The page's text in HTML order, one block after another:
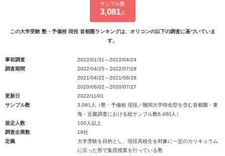
サンプル数
3,081人
この大学受験 塾・予備校 現役 首都圏ランキングは、オリコンの以下の調査に基づいていま
す。
事前調査
2022/01/31～2022/04/24
調査期間
2022/04/25～2022/07/28
2021/04/22～2021/06/28
2020/06/02～2020/07/27
更新日
2022/11/01
サンプル数
3,081人（塾・予備校 現役／難関大学特化型を含む首都圏・東
海・近畿調査における総サンプル数6,480人）
規定人数
100人以上
調査企業数
18社
定義
大学受験を目的とし、現役高校生を対象に一定のカリキュラム
に沿った形で集団授業を行っている塾